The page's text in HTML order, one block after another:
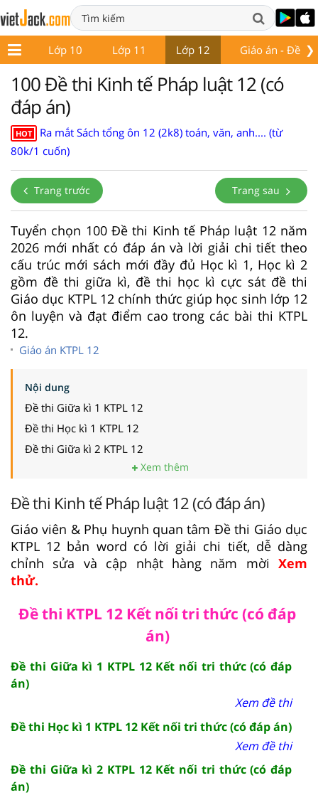
❯
9 Lớp 10 Lớp 11 Lớp 12 Giáo án - Đề thi
100 Đề thi Kinh tế Pháp luật 12 (có
đáp án)
HOT
Ra mắt Sách tổng ôn 12 (2k8) toán, văn, anh.... (từ
80k/1 cuốn)
Trang trước Trang sau
Tuyển chọn 100 Đề thi Kinh tế Pháp luật 12 năm
2026 mới nhất có đáp án và lời giải chi tiết theo
cấu trúc mới sách mới đầy đủ Học kì 1, Học kì 2
gồm đề thi giữa kì, đề thi học kì cực sát đề thi
Giáo dục KTPL 12 chính thức giúp học sinh lớp 12
ôn luyện và đạt điểm cao trong các bài thi KTPL
12.
Giáo án KTPL 12
Nội dung
Đề thi Giữa kì 1 KTPL 12
Đề thi Học kì 1 KTPL 12
Đề thi Giữa kì 2 KTPL 12
Xem thêm
Đề thi Kinh tế Pháp luật 12 (có đáp án)
Giáo viên & Phụ huynh quan tâm Đề thi Giáo dục
KTPL 12 bản word có lời giải chi tiết, dễ dàng
chỉnh sửa và cập nhật hàng năm mời Xem
thử.
Đề thi KTPL 12 Kết nối tri thức (có đáp
án)
Đề thi Giữa kì 1 KTPL 12 Kết nối tri thức (có đáp
án)
Xem đề thi
Đề thi Học kì 1 KTPL 12 Kết nối tri thức (có đáp án)
Xem đề thi
Đề thi Giữa kì 2 KTPL 12 Kết nối tri thức (có đáp
án)